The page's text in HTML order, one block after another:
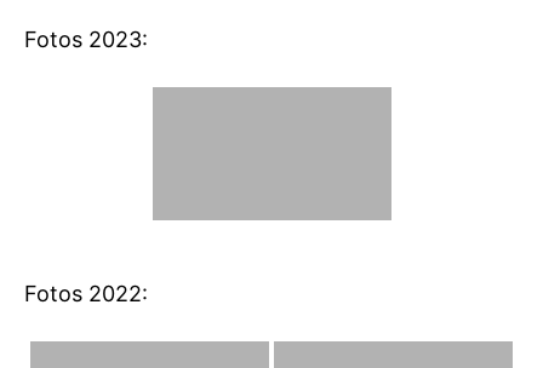
Fotos 2023:
Fotos 2022: